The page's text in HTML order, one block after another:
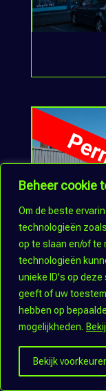
Beheer cookie
Om de beste
technologieën
op te slaan en/of te
technologieën
unieke ID's op
geeft of uw
hebben op
mogelijkheden.
Bekijk